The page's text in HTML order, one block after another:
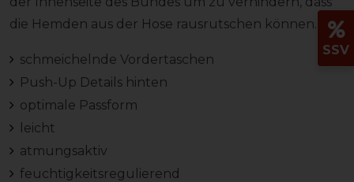
die Hemden aus der Hose rausrutschen können.
schmeichelnde Vordertaschen
Push-Up Details hinten
optimale Passform
leicht
atmungsaktiv
feuchtigkeitsregulierend
SSV